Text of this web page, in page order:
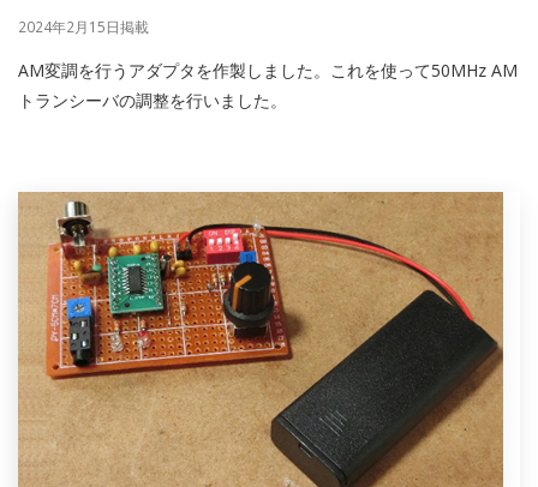
2024年2月15日掲載
AM変調を行うアダプタを作製しました。これを使って50MHz AM
トランシーバの調整を行いました。